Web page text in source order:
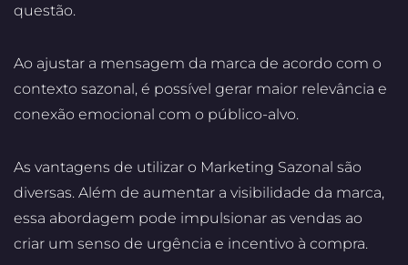
questão.
Ao ajustar a mensagem da marca de acordo com o
contexto sazonal, é possível gerar maior relevância e
conexão emocional com o público-alvo.
As vantagens de utilizar o Marketing Sazonal são
diversas. Além de aumentar a visibilidade da marca,
essa abordagem pode impulsionar as vendas ao
criar um senso de urgência e incentivo à compra.